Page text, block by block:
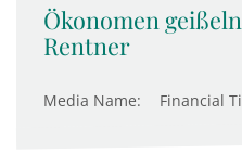
Ökonomen
Rentner
Media Name: Financial